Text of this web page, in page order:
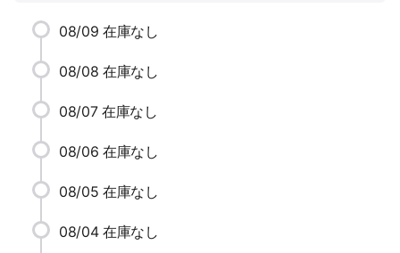
08/09 在庫なし
08/08 在庫なし
08/07 在庫なし
08/06 在庫なし
08/05 在庫なし
08/04 在庫なし